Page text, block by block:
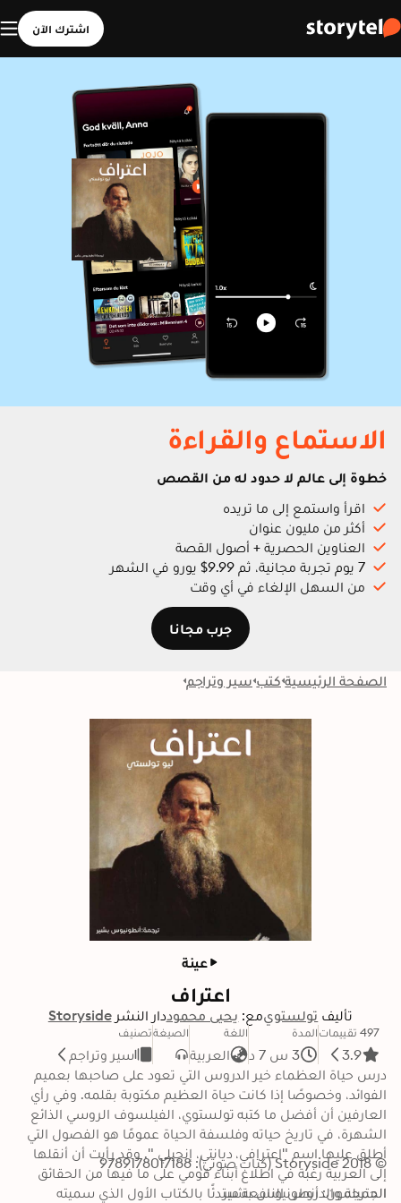
اشترك الآن
الاستماع والقراءة
خطوة إلى عالم لا حدود له من القصص
اقرأ واستمع إلى ما تريده
أكثر من مليون عنوان
العناوين الحصرية + أصول القصة
7 يوم تجربة مجانية، ثم 9.99$ يورو في الشهر
من السهل الإلغاء في أي وقت
جرب مجانا
الصفحة الرئيسية كتب سير وتراجم
عينة
اعتراف
تأليف تولستويمع: يحيى محموددار النشر Storyside
497 تقييمات
3.9
المدة
3 س 7 د
اللغة
العربية
الصيغةتصنيف
سير وتراجم
الجميلة والدروس النافعة مبتدئًا بالكتاب الأول الذي سميته
© 2018 Storyside (كتاب صوتي): 9789178017188
المترجمون: أنطونيوس بشير